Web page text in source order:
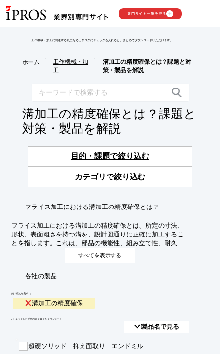
専門サイト一覧を見る
工作機械・加工に関連する気になるカタログにチェックを入れると、まとめてダウンロードいただけます。
ホーム
>
工作機械・加
工
>
溝加工の精度確保とは？課題と対
策・製品を解説
溝加工の精度確保とは？課題と
対策・製品を解説
目的・課題で絞り込む
カテゴリで絞り込む
フライス加工における溝加工の精度確保とは？
フライス加工における溝加工の精度確保とは、所定の寸法、
形状、表面粗さを持つ溝を、設計図通りに正確に加工するこ
とを指します。これは、部品の機能性、組み立て性、耐久性
に直結するため、工作機械・加工業界において極めて重要な
技術です。特に、精密機器や自動車部品など、高い精度が要
ます。
すべてを表示する
各社の製品
絞り込み条件：
溝加工の精度確保
​▼チェックした製品のカタログをダウンロード
製品名で見る
超硬ソリッド 抑え面取り エンドミル